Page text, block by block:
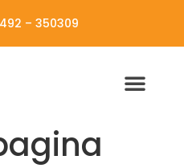
– 350309